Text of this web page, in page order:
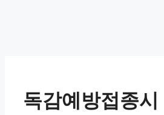
독감예방접종시